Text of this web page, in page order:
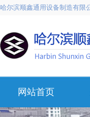
哈尔滨顺鑫通用设备制造有限
网站首页